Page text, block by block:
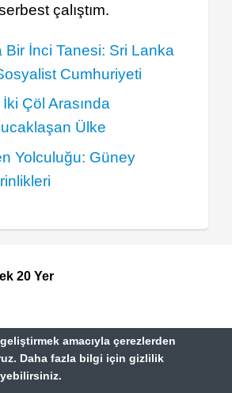
çalıştım.
Bir İnci Tanesi: Sri Lanka
Cumhuriyeti
Çöl Arasında
Ülke
Yolculuğu: Güney
20 Yer
amacıyla çerezlerden
Daha fazla bilgi için gizlilik